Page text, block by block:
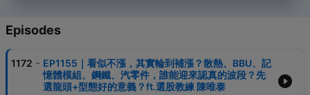
Episodes
1172 - EP1155｜看似不漲，其實輪到補漲？散熱、BBU、記
憶體模組、鋼鐵、汽零件，誰能迎來認真的波段？先
選龍頭+型態好的意義？ft.選股教練 陳唯泰